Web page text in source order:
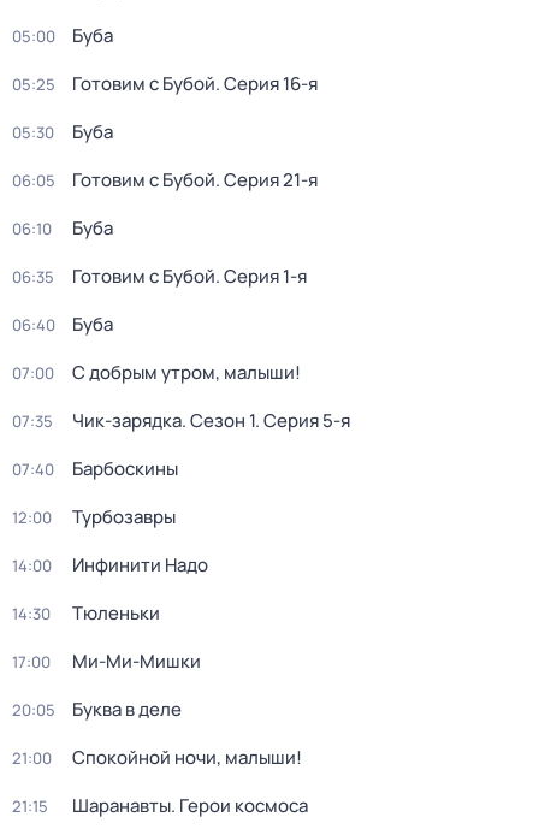
05:00 Буба
05:25 Готовим с Бубой. Серия 16-я
05:30 Буба
06:05 Готовим с Бубой. Серия 21-я
06:10 Буба
06:35 Готовим с Бубой. Серия 1-я
06:40 Буба
07:00 С добрым утром, малыши!
07:35 Чик-зарядка. Сезон 1. Серия 5-я
07:40 Барбоскины
12:00 Турбозавры
14:00 Инфинити Надо
14:30 Тюленьки
17:00 Ми-Ми-Мишки
20:05 Буква в деле
21:00 Спокойной ночи, малыши!
21:15 Шаранавты. Герои космоса